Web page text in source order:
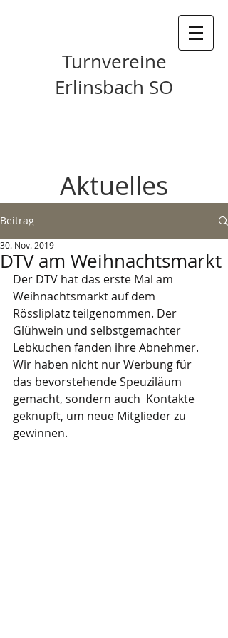
Turnvereine
Erlinsbach SO
Aktuelles
Beitrag
DTV am Weihnachtsmarkt
30. Nov. 2019
Der DTV hat das erste Mal am
Weihnachtsmarkt auf dem
Rössliplatz teilgenommen. Der
Glühwein und selbstgemachter
Lebkuchen fanden ihre Abnehmer.
Wir haben nicht nur Werbung für
das bevorstehende Speuziläum
gemacht, sondern auch  Kontakte
geknüpft, um neue Mitglieder zu
gewinnen.